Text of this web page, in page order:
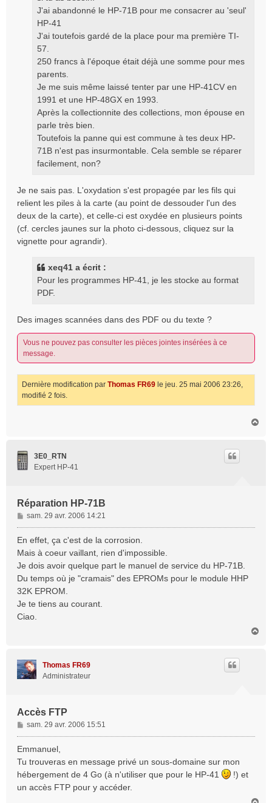
J'ai abandonné le HP-71B pour me consacrer au 'seul'
HP-41
J'ai toutefois gardé de la place pour ma première TI-
57.
250 francs à l'époque était déjà une somme pour mes
parents.
Je me suis même laissé tenter par une HP-41CV en
1991 et une HP-48GX en 1993.
Après la collectionnite des collections, mon épouse en
parle très bien.
Toutefois la panne qui est commune à tes deux HP-
71B n'est pas insurmontable. Cela semble se réparer
facilement, non?
Je ne sais pas. L'oxydation s'est propagée par les fils qui
relient les piles à la carte (au point de dessouder l'un des
deux de la carte), et celle-ci est oxydée en plusieurs points
(cf. cercles jaunes sur la photo ci-dessous, cliquez sur la
vignette pour agrandir).
xeq41 a écrit :
Pour les programmes HP-41, je les stocke au format
PDF.
Des images scannées dans des PDF ou du texte ?
Vous ne pouvez pas consulter les pièces jointes insérées à ce
message.
Dernière modification par Thomas FR69 le jeu. 25 mai 2006 23:26,
modifié 2 fois.
3E0_RTN
Expert HP-41
Réparation HP-71B
M
e
s
g
e
sam. 29 avr. 2006 14:21
En effet, ça c'est de la corrosion.
Mais à coeur vaillant, rien d'impossible.
Je dois avoir quelque part le manuel de service du HP-71B.
Du temps où je "cramais" des EPROMs pour le module HHP
32K EPROM.
Je te tiens au courant.
Ciao.
Thomas FR69
Administrateur
Accès FTP
M
e
s
g
e
sam. 29 avr. 2006 15:51
Emmanuel,
Tu trouveras en message privé un sous-domaine sur mon
hébergement de 4 Go (à n'utiliser que pour le HP-41
!) et
un accès FTP pour y accéder.